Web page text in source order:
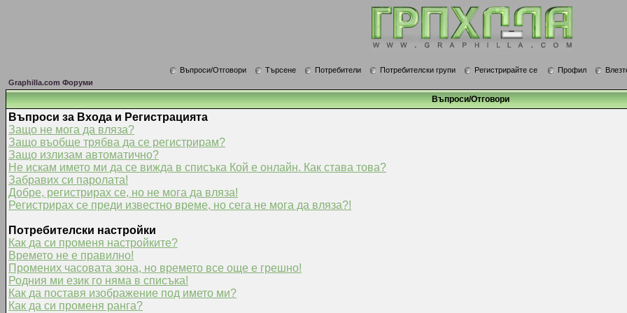
Въпроси/Отговори Търсене Потребители Потребителски групи Регистрирайте се Профил
Graphilla.com Форуми
Въпроси/Отговори
Въпроси за Входа и Регистрацията
Защо не мога да вляза?
Защо въобще трябва да се регистрирам?
Защо излизам автоматично?
Не искам името ми да се вижда в списъка Кой е онлайн. Как става това?
Забравих си паролата!
Добре, регистрирах се, но не мога да вляза!
Регистрирах се преди известно време, но сега не мога да вляза?!
Потребителски настройки
Как да си променя настройките?
Времето не е правилно!
Промених часовата зона, но времето все още е грешно!
Родния ми език го няма в списъка!
Как да поставя изображение под името ми?
Как да си променя ранга?